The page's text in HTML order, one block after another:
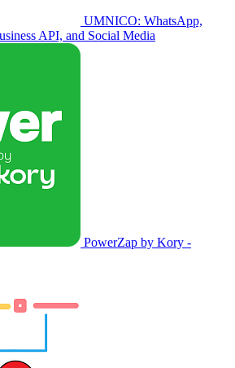
UMNICO: WhatsApp,
API, and Social Media
PowerZap by Kory -